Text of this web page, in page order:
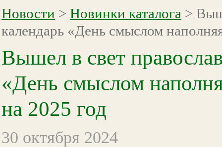
Новости > Новинки каталога >
календарь «День смыслом
Вышел в свет
«День смыслом
на 2025 год
30 октября 2024